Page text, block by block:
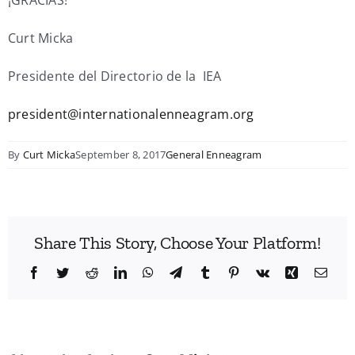
Curt Micka
Presidente del Directorio de la IEA
president@internationalenneagram.org
By Curt MickaSeptember 8, 2017General Enneagram
Share This Story, Choose Your Platform!
Facebook
TwitterRedditLinkedInWhatsApp
TelegramTumblr Pinterest
Vk Xing